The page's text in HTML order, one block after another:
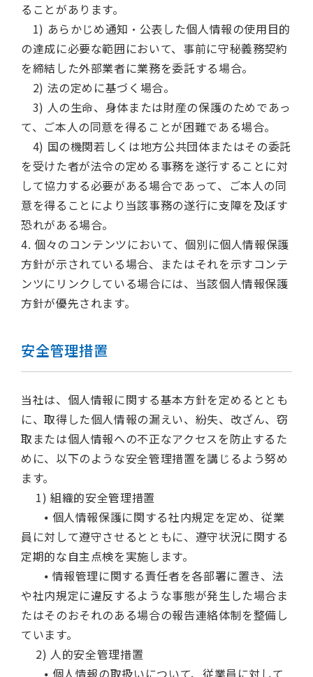
ることがあります。
1) あらかじめ通知・公表した個人情報の使用目的
の達成に必要な範囲において、事前に守秘義務契約
を締結した外部業者に業務を委託する場合。
2) 法の定めに基づく場合。
3) 人の生命、身体または財産の保護のためであっ
て、ご本人の同意を得ることが困難である場合。
4) 国の機関若しくは地方公共団体またはその委託
を受けた者が法令の定める事務を遂行することに対
して協力する必要がある場合であって、ご本人の同
意を得ることにより当該事務の遂行に支障を及ぼす
恐れがある場合。
4. 個々のコンテンツにおいて、個別に個人情報保護
方針が示されている場合、またはそれを示すコンテ
ンツにリンクしている場合には、当該個人情報保護
方針が優先されます。
安全管理措置
当社は、個人情報に関する基本方針を定めるととも
に、取得した個人情報の漏えい、紛失、改ざん、窃
取または個人情報への不正なアクセスを防止するた
めに、以下のような安全管理措置を講じるよう努め
ます。
1) 組織的安全管理措置
⦁ 個人情報保護に関する社内規定を定め、従業
員に対して遵守させるとともに、遵守状況に関する
定期的な自主点検を実施します。
⦁ 情報管理に関する責任者を各部署に置き、法
や社内規定に違反するような事態が発生した場合ま
たはそのおそれのある場合の報告連絡体制を整備し
ています。
2) 人的安全管理措置
⦁ 個人情報の取扱いについて、従業員に対して